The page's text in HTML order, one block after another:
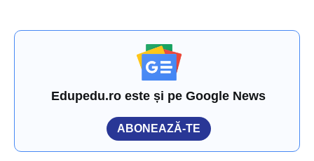
Edupedu.ro este și pe Google News
ABONEAZĂ-TE